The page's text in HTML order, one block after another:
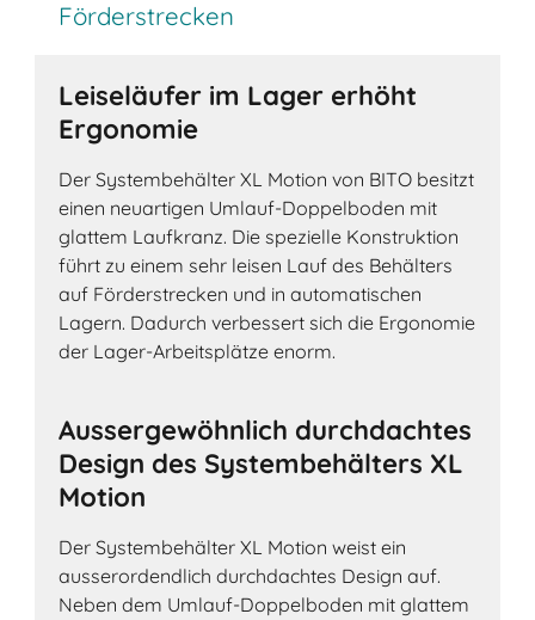
Förderstrecken
Leiseläufer im Lager erhöht
Ergonomie
Der Systembehälter XL Motion von BITO besitzt
einen neuartigen Umlauf-Doppelboden mit
glattem Laufkranz. Die spezielle Konstruktion
führt zu einem sehr leisen Lauf des Behälters
auf Förderstrecken und in automatischen
Lagern. Dadurch verbessert sich die Ergonomie
der Lager-Arbeitsplätze enorm.
Aussergewöhnlich durchdachtes
Design des Systembehälters XL
Motion
Der Systembehälter XL Motion weist ein
ausserordendlich durchdachtes Design auf.
Neben dem Umlauf-Doppelboden mit glattem